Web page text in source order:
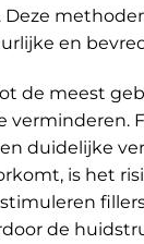
en
de meest
verminderen.
duidelijke
is het
de